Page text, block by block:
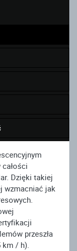
Dzięki takiej
wzmacniać jak
przeszła
km / h).